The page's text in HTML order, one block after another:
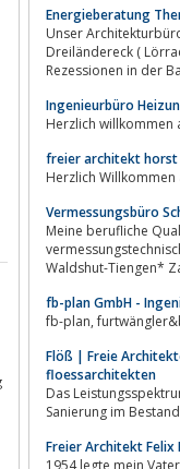
Energieberatung
Unser Architekturbüro
Dreiländereck ( Lörrach ) und über die
Rezessionen in der
Ingenieurbüro
Herzlich willkommen
freier architekt horst
Herzlich
Vermessungsbüro
Meine berufliche Qualifikation:*
Waldshut-Tiengen*
fb-plan GmbH -
Flöß | Freie
floessarchitekten
Das
Sanierung im
Freier Architekt Felix
1954 legte mein Vater, Alfred Ruch, die Grundsteine für unser Architekturbüro in Bad Krozingen. Kompetenz,